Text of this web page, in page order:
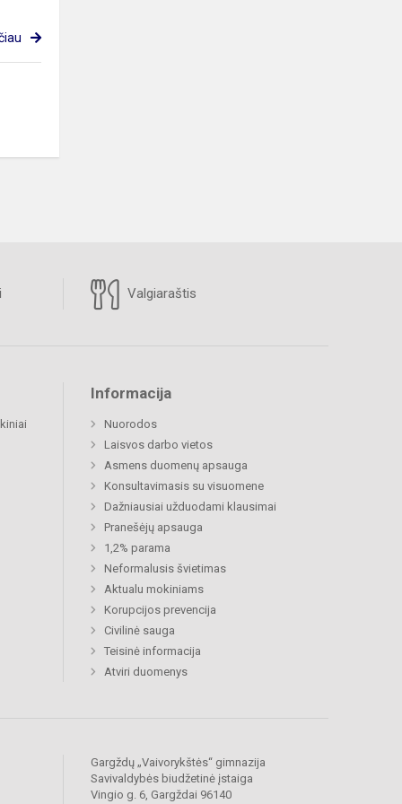
Valgiaraštis
Informacija
Nuorodos
Laisvos darbo vietos
Asmens duomenų apsauga
Konsultavimasis su visuomene
Dažniausiai užduodami klausimai
Pranešėjų apsauga
1,2% parama
Neformalusis švietimas
Aktualu mokiniams
Korupcijos prevencija
Civilinė sauga
Teisinė informacija
Atviri duomenys
Gargždų „Vaivorykštės“ gimnazija
Savivaldybės biudžetinė įstaiga
Vingio g. 6, Gargždai 96140